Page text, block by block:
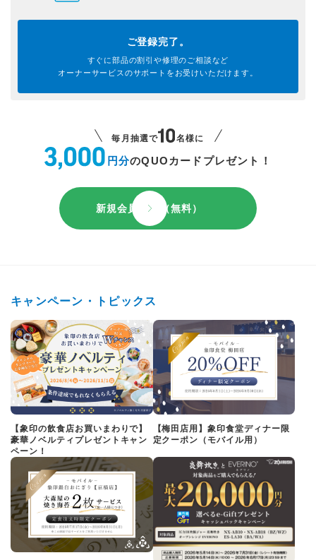
ご登録完了。
すぐに部品の割引や修理のご相談など
オーナーサービスのサポートを お受けいただけます。
毎月抽選で 名様に
円分のQUOカードプレゼント！
新規会員登録（無料）
キャンペーン・トピックス
【象印の飲食店お買いまわりで】
豪華ノベルティプレゼントキャン
ペーン！
【梅田店用】象印食堂ディナー限
定クーポン（モバイル用）